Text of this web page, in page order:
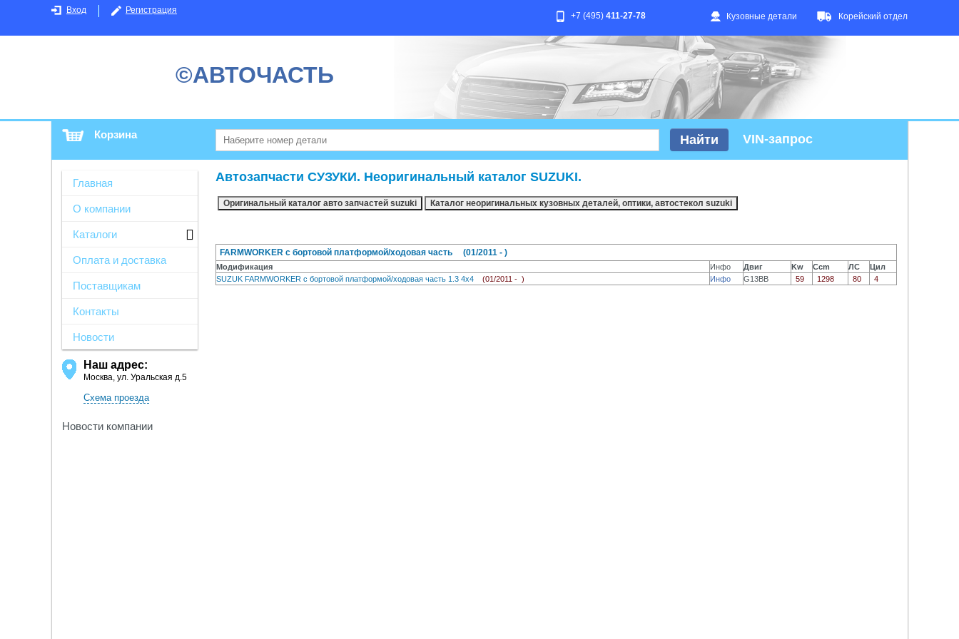
Вход Регистрация
Кузовные детали Корейский отдел
+7 (495) 411-27-78
©АВТОЧАСТЬ
Корзина VIN-запрос
Главная
О компании
Каталоги
Оплата и доставка
Поставщикам
Контакты
Новости
Наш адрес:
Москва, ул. Уральская д.5
Схема проезда
Новости компании
Автозапчасти СУЗУКИ. Неоригинальный каталог SUZUKI.
FARMWORKER c бортовой платформой/ходовая часть (01/2011 - )
Модификация Инфо Двиг Kw Ccm ЛС
Цил
SUZUK FARMWORKER c бортовой платформой/ходовая часть 1.3 4x4 (01/2011 - ) Инфо G13BB 59 1298 80 4